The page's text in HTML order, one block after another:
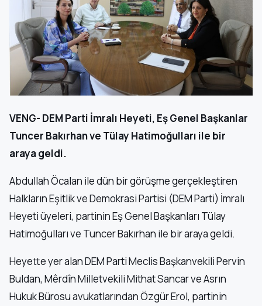
VENG- DEM Parti İmralı Heyeti, Eş Genel Başkanlar
Tuncer Bakırhan ve Tülay Hatimoğulları ile bir
araya geldi.
Abdullah Öcalan ile dün bir görüşme gerçekleştiren
Halkların Eşitlik ve Demokrasi Partisi (DEM Parti) İmralı
Heyeti üyeleri, partinin Eş Genel Başkanları Tülay
Hatimoğulları ve Tuncer Bakırhan ile bir araya geldi.
Heyette yer alan DEM Parti Meclis Başkanvekili Pervin
Buldan, Mêrdîn Milletvekili Mithat Sancar ve Asrın
Hukuk Bürosu avukatlarından Özgür Erol, partinin